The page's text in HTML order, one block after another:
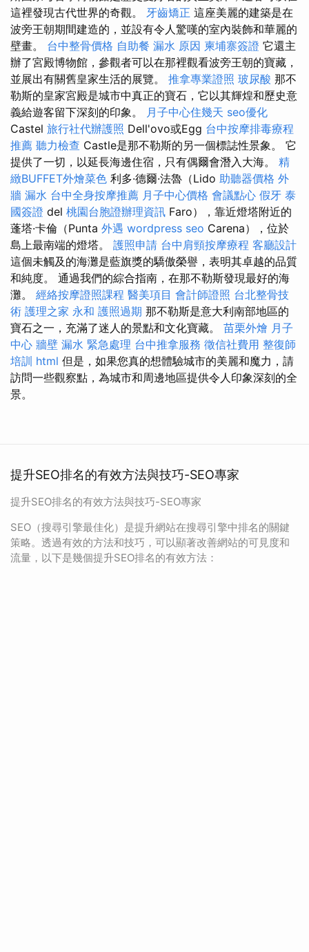
這裡發現古代世界的奇觀。 牙齒矯正 這座美麗的建築是在
波旁王朝期間建造的，並設有令人驚嘆的室內裝飾和華麗的
壁畫。 台中整骨價格 自助餐 漏水 原因 柬埔寨簽證 它還主
辦了宮殿博物館，參觀者可以在那裡觀看波旁王朝的寶藏，
並展出有關舊皇家生活的展覽。 推拿專業證照 玻尿酸 那不
勒斯的皇家宮殿是城市中真正的寶石，它以其輝煌和歷史意
義給遊客留下深刻的印象。 月子中心住幾天 seo優化
Castel 旅行社代辦護照 Dell'ovo或Egg 台中按摩排毒療程
推薦 聽力檢查 Castle是那不勒斯的另一個標誌性景象。 它
提供了一切，以延長海邊住宿，只有偶爾會潛入大海。 精
緻BUFFET外燴菜色 利多·德爾·法魯（Lido 助聽器價格 外
牆 漏水 台中全身按摩推薦 月子中心價格 會議點心 假牙 泰
國簽證 del 桃園台胞證辦理資訊 Faro），靠近燈塔附近的
蓬塔·卡倫（Punta 外遇 wordpress seo Carena），位於
島上最南端的燈塔。 護照申請 台中肩頸按摩療程 客廳設計
這個未觸及的海灘是藍旗獎的驕傲榮譽，表明其卓越的品質
和純度。 通過我們的綜合指南，在那不勒斯發現最好的海
灘。 經絡按摩證照課程 醫美項目 會計師證照 台北整骨技
術 護理之家 永和 護照過期 那不勒斯是意大利南部地區的
寶石之一，充滿了迷人的景點和文化寶藏。 苗栗外燴 月子
中心 牆壁 漏水 緊急處理 台中推拿服務 徵信社費用 整復師
培訓 html 但是，如果您真的想體驗城市的美麗和魔力，請
訪問一些觀察點，為城市和周邊地區提供令人印象深刻的全
景。
提升SEO排名的有效方法與技巧-SEO專家
提升SEO排名的有效方法與技巧-SEO專家
SEO（搜尋引擎最佳化）是提升網站在搜尋引擎中排名的關鍵
策略。透過有效的方法和技巧，可以顯著改善網站的可見度和
流量，以下是幾個提升SEO排名的有效方法：